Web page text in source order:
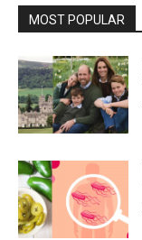
MOST POPULAR